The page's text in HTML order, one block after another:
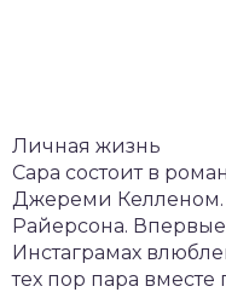
Личная жизнь
Сара состоит в
Джереми Келленом.
Райерсона.
Инстаграмах
тех пор пара